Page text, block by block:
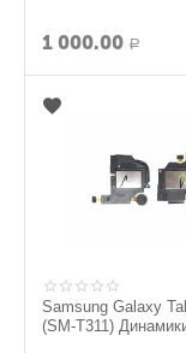
1 000.00 Р
Samsung Galaxy
(SM-T311)